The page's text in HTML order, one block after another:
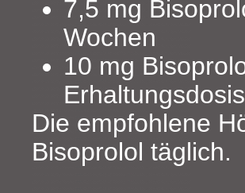
7,5 mg
Wochen
10 mg
Die empfohlene
Bisoprolol täglich.